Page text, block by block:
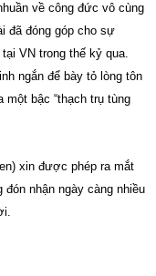
về công đức vô cùng
đã đóng góp cho sự
VN trong thế kỷ qua.
ngắn để bày tỏ lòng tôn
bậc “thạch trụ tùng
xin được phép ra mắt
nhận ngày càng nhiều